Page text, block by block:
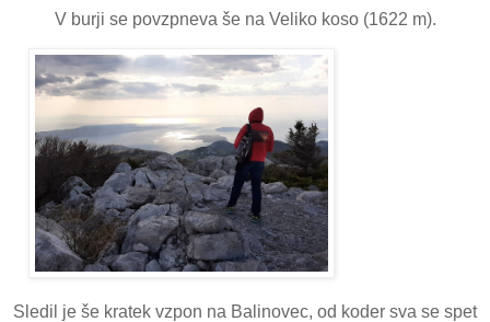
V burji se povzpneva še na Veliko koso (1622 m).
Sledil je še kratek vzpon na Balinovec, od koder sva se spet